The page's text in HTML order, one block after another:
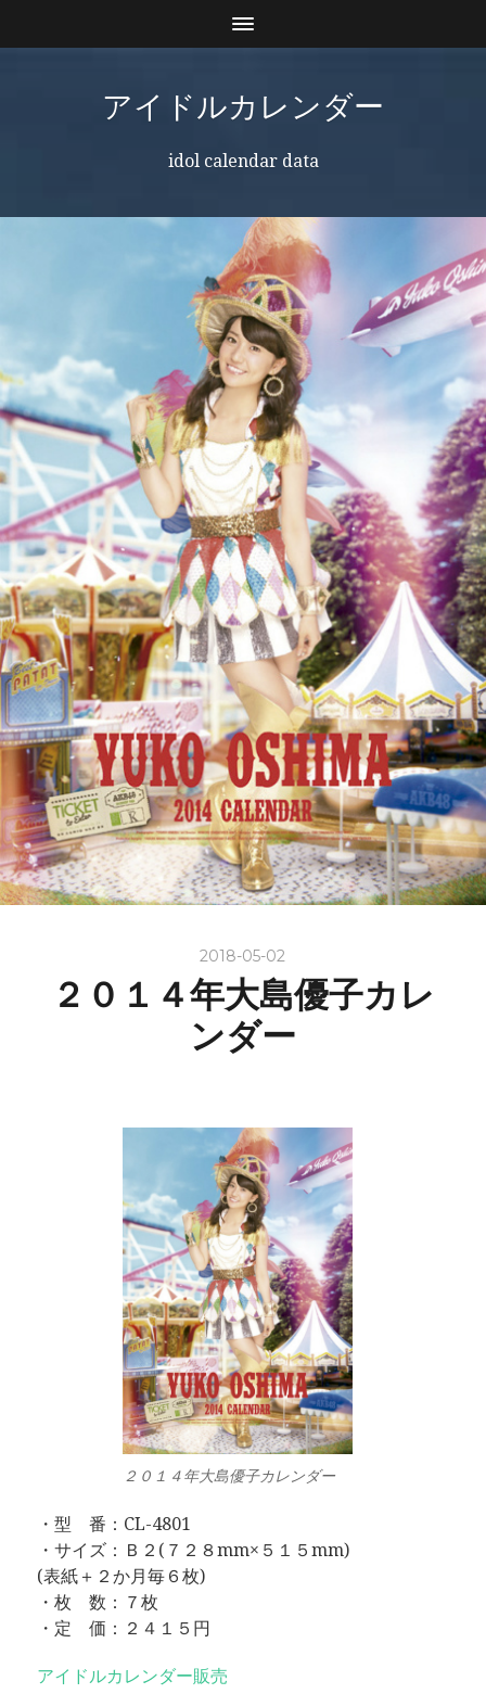
アイドルカレンダー
idol calendar data
2018-05-02
２０１４年大島優子カレ
ンダー
２０１４年大島優子カレンダー
・型 番：CL-4801
・サイズ：Ｂ２(７２８mm×５１５mm)
(表紙＋２か月毎６枚)
・枚 数：７枚
・定 価：２４１５円
アイドルカレンダー販売